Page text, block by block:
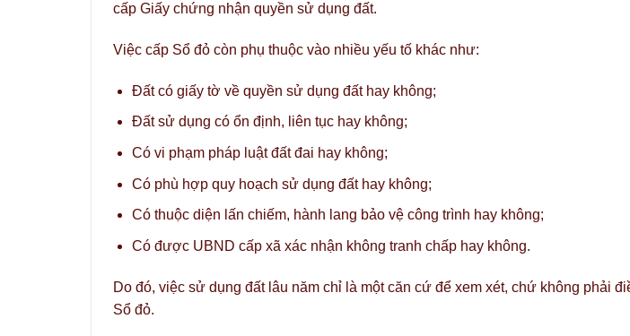
cấp Giấy chứng nhận quyền sử dụng đất.
Việc cấp Sổ đỏ còn phụ thuộc vào nhiều yếu tố khác như:
Đất có giấy tờ về quyền sử dụng đất hay không;
Đất sử dụng có ổn định, liên tục hay không;
Có vi phạm pháp luật đất đai hay không;
Có phù hợp quy hoạch sử dụng đất hay không;
Có thuộc diện lấn chiếm, hành lang bảo vệ công trình hay không;
Có được UBND cấp xã xác nhận không tranh chấp hay không.
Do đó, việc sử dụng đất lâu năm chỉ là một căn cứ để xem xét, chứ không phải
Sổ đỏ.